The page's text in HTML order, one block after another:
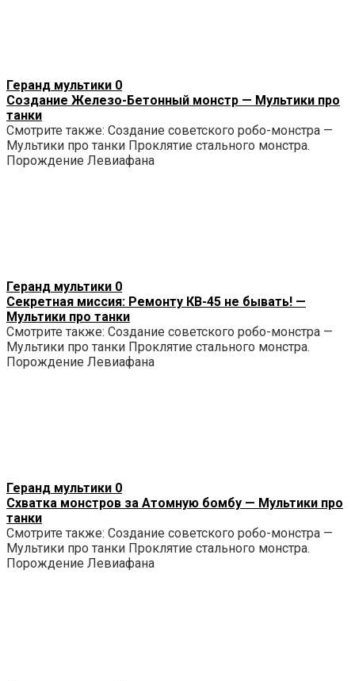
Геранд мультики 0
Создание Железо-Бетонный монстр — Мультики про
танки
Смотрите также: Создание советского робо-монстра —
Мультики про танки Проклятие стального монстра.
Порождение Левиафана
Геранд мультики 0
Секретная миссия: Ремонту КВ-45 не бывать! —
Мультики про танки
Смотрите также: Создание советского робо-монстра —
Мультики про танки Проклятие стального монстра.
Порождение Левиафана
Геранд мультики 0
Схватка монстров за Атомную бомбу — Мультики про
танки
Смотрите также: Создание советского робо-монстра —
Мультики про танки Проклятие стального монстра.
Порождение Левиафана